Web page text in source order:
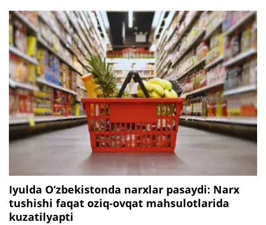
Iyulda O‘zbekistonda narxlar pasaydi: Narx
tushishi faqat oziq-ovqat mahsulotlarida
kuzatilyapti